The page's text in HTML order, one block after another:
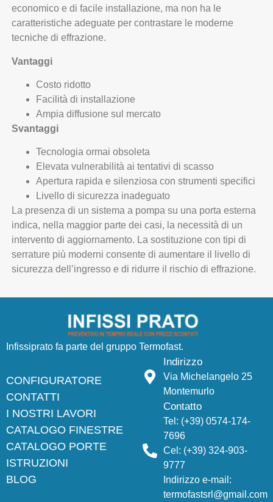
economico e di facile installazione, ma non ha le
caratteristiche adeguate per contrastare le moderne
tecniche di effrazione.
Vantaggi
Costo ridotto
Facilità di installazione
Ampia diffusione sul mercato
Svantaggi
Tecnologia ormai obsoleta
Elevata vulnerabilità ai tentativi di scasso
Apertura rapida e silenziosa con strumenti specifici
Livello di sicurezza inadeguato
La presenza di un sistema a pompa su una porta esterna
indica, nella maggior parte dei casi, la necessità di un
intervento di aggiornamento. La sostituzione con tipi di
serrature più moderni consente di aumentare il livello di
sicurezza dell’ingresso e di ridurre il rischio di effrazione.
Infissiprato fa parte del gruppo Termofast.
CONFIGURATORE
CONTATTI
I NOSTRI LAVORI
CATALOGO FINESTRE
CATALOGO PORTE
ISTRUZIONI
BLOG
Indirizzo
Via Michelangelo 25
Montemurlo
Contatto
Tel: (+39) 0574-174-
7696
Cel: (+39) 324-903-
9777
Indirizzo e-mail:
termofastsrl@gmail.com